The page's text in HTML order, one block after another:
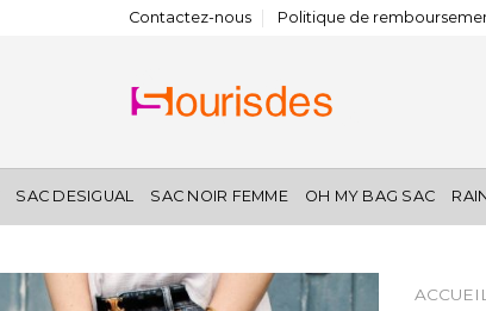
Contactez-nous Politique de
SAC DESIGUAL SAC NOIR FEMME OH MY BAG SAC
ACCUEIL